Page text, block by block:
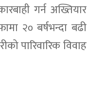
गर्न अख्तियार
२० बर्षभन्दा बढी
पारिवारिक विवाह